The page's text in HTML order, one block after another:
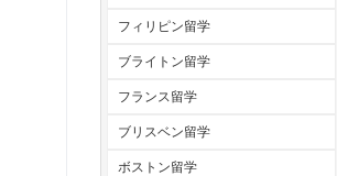
フィリピン留学
ブライトン留学
フランス留学
ブリスベン留学
ボストン留学